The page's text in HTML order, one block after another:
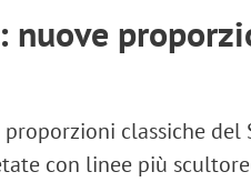
nuove
classiche del
con linee più